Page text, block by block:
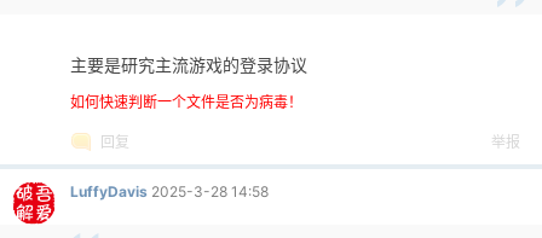
主要是研究主流游戏的登录协议
如何快速判断一个文件是否为病毒！
回复 举报
LuffyDavis 2025-3-28 14:58